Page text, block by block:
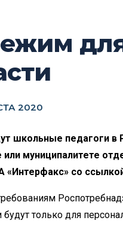
для
2020
школьные педагоги в
муниципалитете
« Интерфакс» со
будут только для